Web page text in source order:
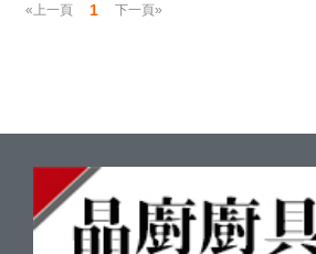
«上一頁 1 下一頁»